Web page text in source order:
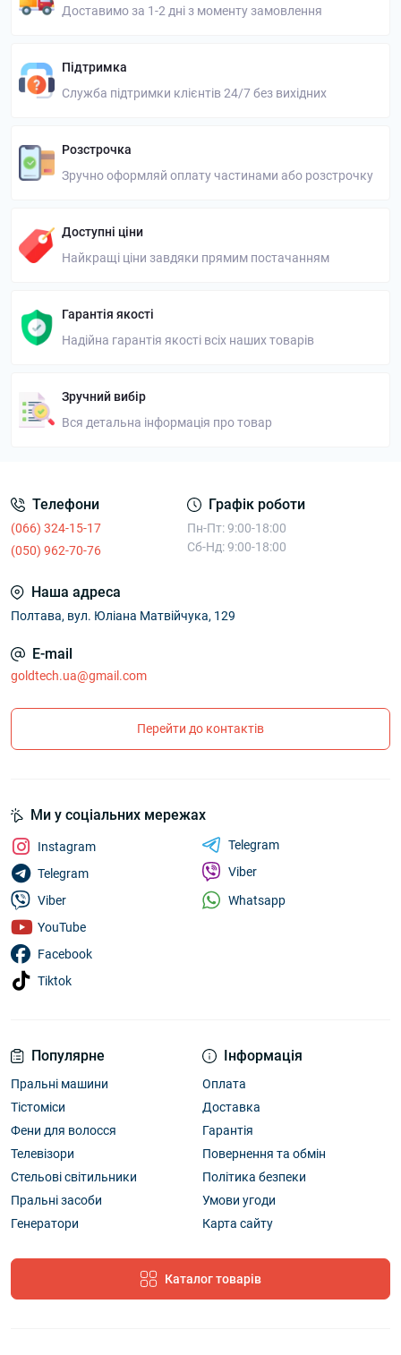
Доставимо за 1-2 дні з моменту замовлення
Підтримка
Служба підтримки клієнтів 24/7 без вихідних
Розстрочка
Зручно оформляй оплату частинами або розстрочку
Доступні ціни
Найкращі ціни завдяки прямим постачанням
Гарантія якості
Надійна гарантія якості всіх наших товарів
Зручний вибір
Вся детальна інформація про товар
Телефони
(066) 324-15-17
(050) 962-70-76
Графік роботи
Пн-Пт: 9:00-18:00
Сб-Нд: 9:00-18:00
Наша адреса
Полтава, вул. Юліана Матвійчука, 129
E-mail
goldtech.ua@gmail.com
Перейти до контактів
Популярне
Пральні машини
Тістоміси
Фени для волосся
Телевізори
Стельові світильники
Пральні засоби
Генератори
Інформація
Оплата
Доставка
Гарантія
Повернення та обмін
Політика безпеки
Умови угоди
Карта сайту
Каталог товарів
Ми у соціальних мережах
Instagram
Telegram
Viber
YouTube
Facebook
Tiktok
Telegram
Viber
Whatsapp